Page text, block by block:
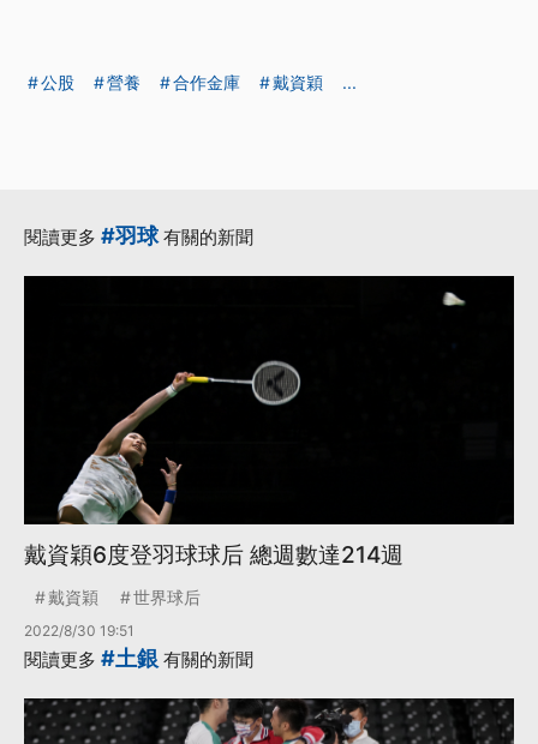
公股 營養 合作金庫 戴資穎 ...
閱讀更多 #羽球有關的新聞
戴資穎6度登羽球球后 總週數達214週
戴資穎 世界球后
2022/8/30 19:51
閱讀更多 #土銀 有關的新聞